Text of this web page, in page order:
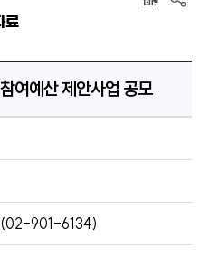
료
여예산 제안사업 공모
(02-901-6134)